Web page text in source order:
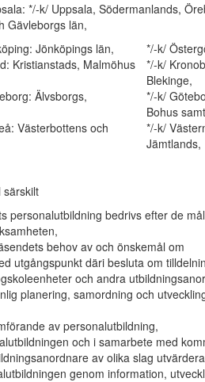
*/-k/ Uppsala, Södermanlands,
Gävleborgs län,
Jönköpings län,
*/-k/
Kristianstads, Malmöhus
*/-k/
Blekinge,
Älvsborgs,
*/-k/
Bohus samt
Västerbottens och
*/-k/
Jämtlands,
särskilt
personalutbildning bedrivs efter de
behov av och önskemål om
utgångspunkt däri besluta om
och andra
planering, samordning och
av personalutbildning,
och i samarbete med
av olika slag
genom information,